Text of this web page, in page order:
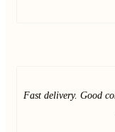
Fast delivery. Good